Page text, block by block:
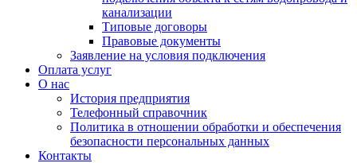
канализации
Типовые договоры
Правовые документы
Заявление на условия подключения
Оплата услуг
О нас
История предприятия
Телефонный справочник
Политика в отношении обработки и обеспечения
безопасности персональных данных
Контакты